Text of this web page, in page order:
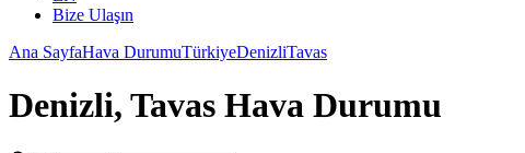
Bize Ulaşın
Ana SayfaHava DurumuTürkiyeDenizliTavas
Denizli, Tavas Hava Durumu